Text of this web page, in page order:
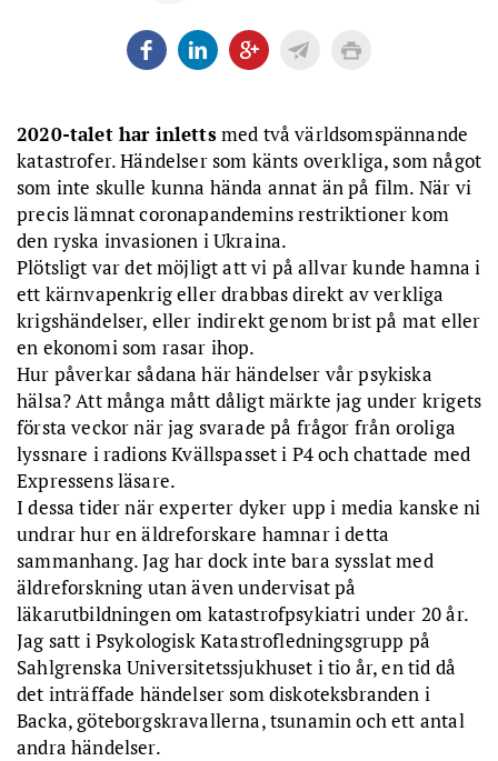
2020-talet har inlettsmed två världsomspännande
katastrofer. Händelser som känts overkliga, som något
som inte skulle kunna hända annat än på film. När vi
precis lämnat coronapandemins restriktioner kom
den ryska invasionen i Ukraina.
Plötsligt var det möjligt att vi på allvar kunde hamna i
ett kärnvapenkrig eller drabbas direkt av verkliga
krigshändelser, eller indirekt genom brist på mat eller
en ekonomi som rasar ihop.
Hur påverkar sådana här händelser vår psykiska
hälsa? Att många mått dåligt märkte jag under krigets
första veckor när jag svarade på frågor från oroliga
lyssnare i radions Kvällspasset i P4 och chattade med
Expressens läsare.
I dessa tider när experter dyker upp i media kanske ni
undrar hur en äldreforskare hamnar i detta
sammanhang. Jag har dock inte bara sysslat med
äldreforskning utan även undervisat på
läkarutbildningen om katastrofpsykiatri under 20 år.
Jag satt i Psykologisk Katastrofledningsgrupp på
Sahlgrenska Universitetssjukhuset i tio år, en tid då
det inträffade händelser som diskoteksbranden i
Backa, göteborgskravallerna, tsunamin och ett antal
andra händelser.